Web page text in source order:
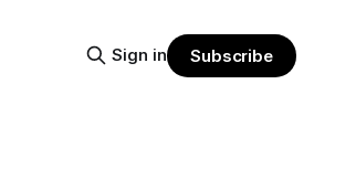
Sign in Subscribe